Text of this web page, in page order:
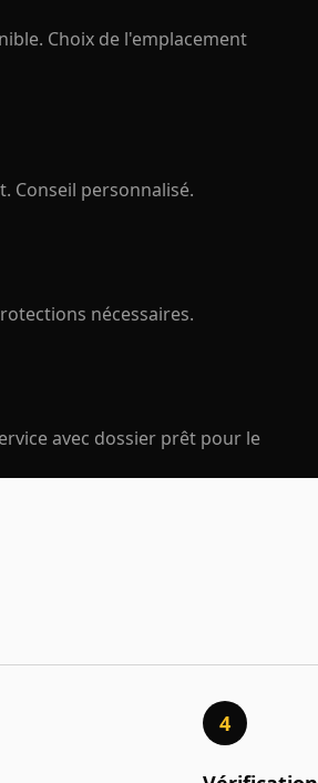
Choix de l'emplacement
Conseil personnalisé.
nécessaires.
avec dossier prêt pour le
4